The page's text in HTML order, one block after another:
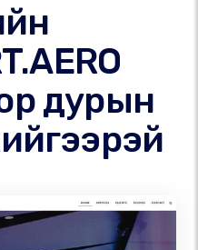
дурын